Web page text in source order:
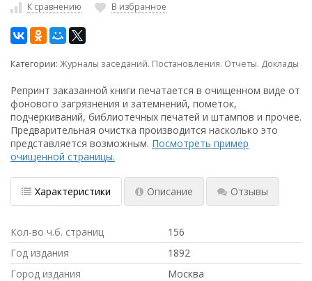
К сравнению В избранное
Категории: Журналы заседаний. Постановления. Отчеты. Доклады
Репринт заказанной книги печатается в очищенном виде от
фонового загрязнения и затемнений, пометок,
подчеркиваний, библиотечных печатей и штампов и прочее.
Предварительная очистка производится насколько это
представляется возможным. Посмотреть пример
очищенной страницы.
Характеристики Описание Отзывы
Кол-во ч.б. страниц
156
Год издания
1892
Город издания
Москва